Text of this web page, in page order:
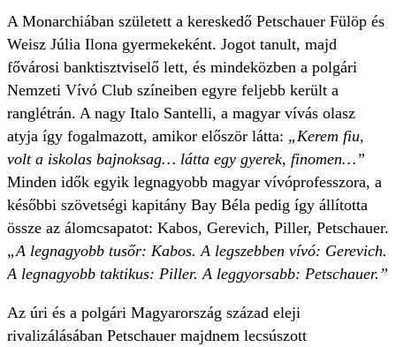
A Monarchiában született a kereskedő Petschauer Fülöp és
Weisz Júlia Ilona gyermekeként. Jogot tanult, majd
fővárosi banktisztviselő lett, és mindeközben a polgári
Nemzeti Vívó Club színeiben egyre feljebb került a
ranglétrán. A nagy Italo Santelli, a magyar vívás olasz
atyja így fogalmazott, amikor először látta: „Kerem fiu,
volt a iskolas bajnoksag… látta egy gyerek, finomen…”
Minden idők egyik legnagyobb magyar vívóprofesszora, a
későbbi szövetségi kapitány Bay Béla pedig így állította
össze az álomcsapatot: Kabos, Gerevich, Piller, Petschauer.
„A legnagyobb tusőr: Kabos. A legszebben vívó: Gerevich.
A legnagyobb taktikus: Piller. A leggyorsabb: Petschauer.”
Az úri és a polgári Magyarország század eleji
rivalizálásában Petschauer majdnem lecsúszott